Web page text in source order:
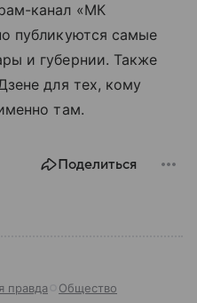
канал «МК
публикуются самые
и губернии. Также
для тех, кому
там.
Поделиться
правда Общество